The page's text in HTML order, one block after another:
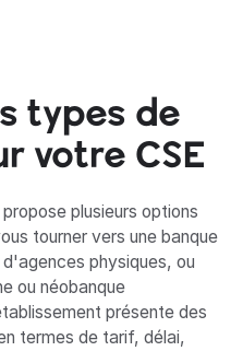
types de
votre CSE
plusieurs options
tourner vers une banque
physiques, ou
ou néobanque
présente des
termes de tarif, délai,